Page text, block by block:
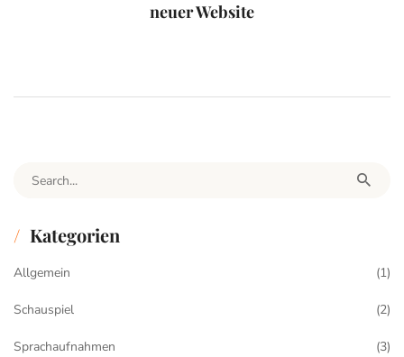
neuer Website
Search for:
Kategorien
Allgemein (1)
Schauspiel (2)
Sprachaufnahmen (3)